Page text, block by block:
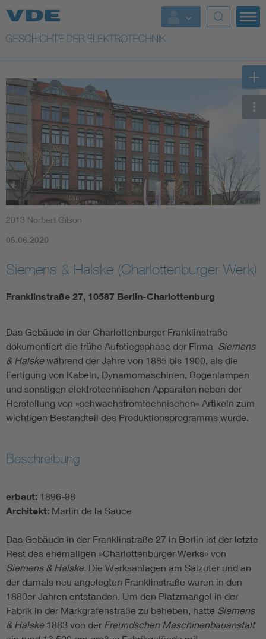
Top Themen
Weitere Themen
2013 Norbert Gilson
05.06.2020
Siemens & Halske (Charlottenburger Werk)
Franklinstraße 27, 10587 Berlin-Charlottenburg
Das Gebäude in der Charlottenburger Franklinstraße
dokumentiert die frühe Aufstiegsphase der Firma Siemens
& Halskewährend der Jahre von 1885 bis 1900, als die
Fertigung von Kabeln, Dynamomaschinen, Bogenlampen
und sonstigen elektrotechnischen Apparaten neben der
Herstellung von »schwachstromtechnischen« Artikeln zum
wichtigen Bestandteil des Produktionsprogramms wurde.
Beschreibung
erbaut: 1896-98
Architekt: Martin de la Sauce
Das Gebäude in der Franklinstraße 27 in Berlin ist der letzte
Rest des ehemaligen »Charlottenburger Werks« von
Siemens & Halske. Die Werksanlagen am Salzufer und an
der damals neu angelegten Franklinstraße waren in den
1880er Jahren entstanden. Um den Platzmangel in der
Fabrik in der Markgrafenstraße zu beheben, hatte Siemens
& Halske1883 von der Freundschen Maschinenbauanstalt